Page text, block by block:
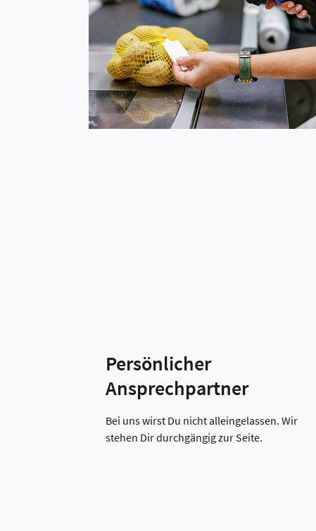
Persönlicher
Ansprechpartner
Bei uns wirst Du nicht alleingelassen. Wir
stehen Dir durchgängig zur Seite.